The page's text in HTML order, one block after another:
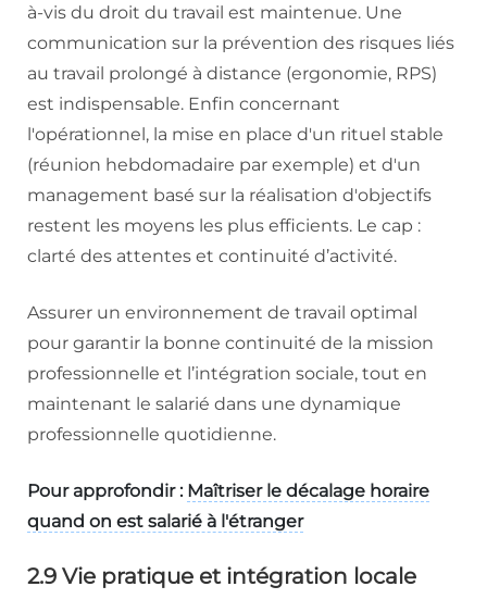
à-vis du droit du travail est maintenue. Une
communication sur la prévention des risques liés
au travail prolongé à distance (ergonomie, RPS)
est indispensable. Enfin concernant
l'opérationnel, la mise en place d'un rituel stable
(réunion hebdomadaire par exemple) et d'un
management basé sur la réalisation d'objectifs
restent les moyens les plus efficients. Le cap :
clarté des attentes et continuité d’activité.
Assurer un environnement de travail optimal
pour garantir la bonne continuité de la mission
professionnelle et l’intégration sociale, tout en
maintenant le salarié dans une dynamique
professionnelle quotidienne.
Pour approfondir : Maîtriser le décalage horaire
quand on est salarié à l'étranger
2.9 Vie pratique et intégration locale